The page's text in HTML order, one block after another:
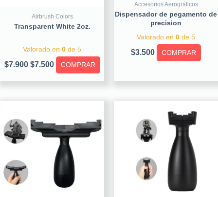
Airbrush Colors
Transparent White 2oz.
Valorado en 0 de 5
$7.900 $7.500 COMPRAR
Accesorios Aerográficos
Dispensador de pegamento de
precision
Valorado en 0 de 5
$3.500 COMPRAR